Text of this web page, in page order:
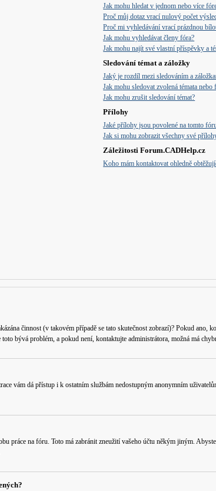
Jak mohu hledat v jednom nebo více
Proč můj dotaz vrací nulový počet
Proč mi vyhledávání vrací prázdnou
Jak mohu vyhledávat členy fóra?
Jak mohu najít své vlastní příspěvky a
Sledování témat a záložky
Jaký je rozdíl mezi sledováním a
Jak mohu sledovat zvolená témata nebo
Jak mohu zrušit sledování témat?
Přílohy
Jaké přílohy jsou povolené na tomto
Jak si mohu zobrazit všechny své
Záležitosti Forum.CADHelp.cz
Koho mám kontaktovat ohledně
činnost (v takovém případě se tato skutečnost zobrazí)? Pokud ano,
bývá problém, a pokud není, kontaktujte administrátora, možná má
vám dá přístup i k ostatním službám nedostupným anonymním
práce na fóru. Toto má zabránit zneužití vašeho účtu někým jiným.